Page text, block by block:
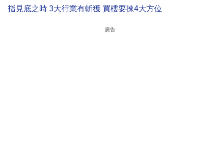
指見底之時 3大行業有斬獲 買樓要揀4大方位
廣告